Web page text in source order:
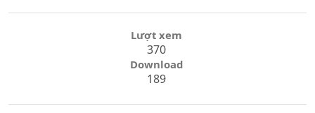
Lượt xem
370
Download
189